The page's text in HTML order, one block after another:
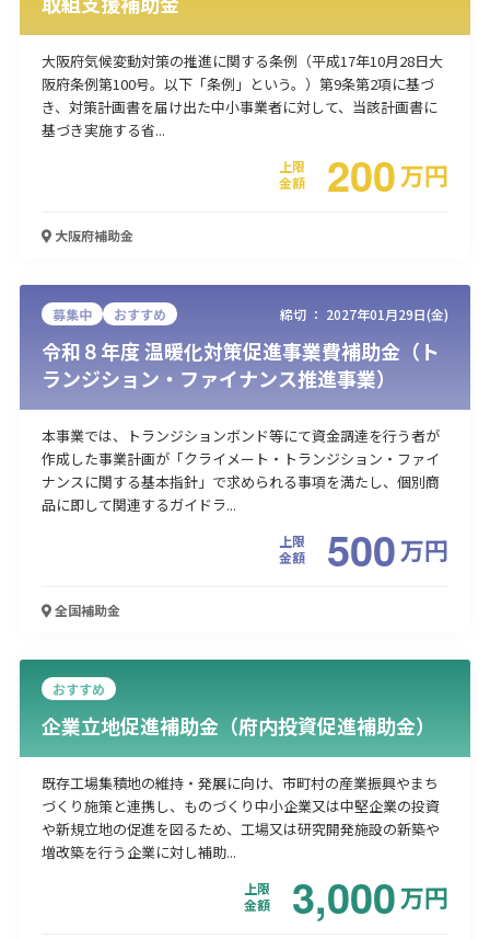
大阪府気候変動対策の推進に関する条例（平成17年10月28日大
阪府条例第100号。以下「条例」という。）第9条第2項に基づ
き、対策計画書を届け出た中小事業者に対して、当該計画書に
基づき実施する省...
上限
金額
200万円
大阪府補助金
募集中 おすすめ 締切 ： 2027年01月29日(金)
令和８年度 温暖化対策促進事業費補助金（ト
ランジション・ファイナンス推進事業）
本事業では、トランジションボンド等にて資金調達を行う者が
作成した事業計画が「クライメート・トランジション・ファイ
ナンスに関する基本指針」で求められる事項を満たし、個別商
品に即して関連するガイドラ...
上限
金額
500万円
全国補助金
おすすめ
企業立地促進補助金（府内投資促進補助金）
既存工場集積地の維持・発展に向け、市町村の産業振興やまち
づくり施策と連携し、ものづくり中小企業又は中堅企業の投資
や新規立地の促進を図るため、工場又は研究開発施設の新築や
増改築を行う企業に対し補助...
上限
金額
3,000万円